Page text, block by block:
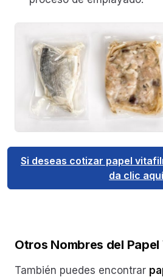
Si deseas cotizar papel
da clic aquí
Otros Nombres del
También puedes encontrar